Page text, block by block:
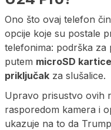
Ono što ovaj telefon
opcije koje su postale
telefonima: podrška za
putem microSD kartice
priključak za slušalice.
Upravo prisustvo ovih
rasporedom kamera i
ukazuje na to da